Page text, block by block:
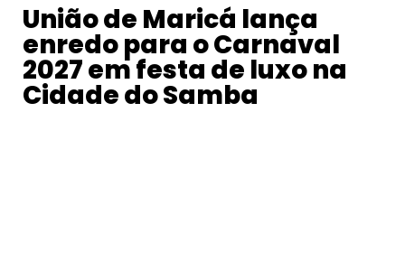
União de Maricá lança
enredo para o Carnaval
2027 em festa de luxo na
Cidade do Samba